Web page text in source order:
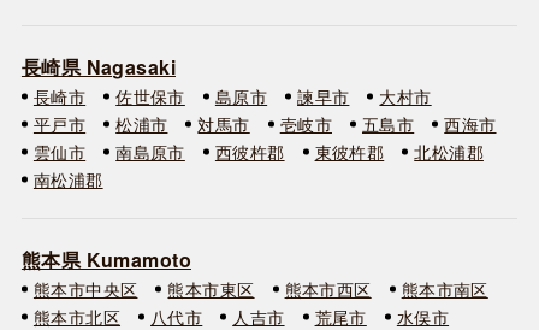
長崎県 Nagasaki
長崎市 佐世保市 島原市 諫早市
大村市
平戸市
松浦市 対馬市 壱岐市 五島市
西海市
雲仙市
南島原市 西彼杵郡 東彼杵郡
北松浦郡
南松浦郡
熊本県 Kumamoto
熊本市中央区 熊本市東区 熊本市西区
熊本市南区
熊本市北区
八代市 人吉市 荒尾市
水俣市